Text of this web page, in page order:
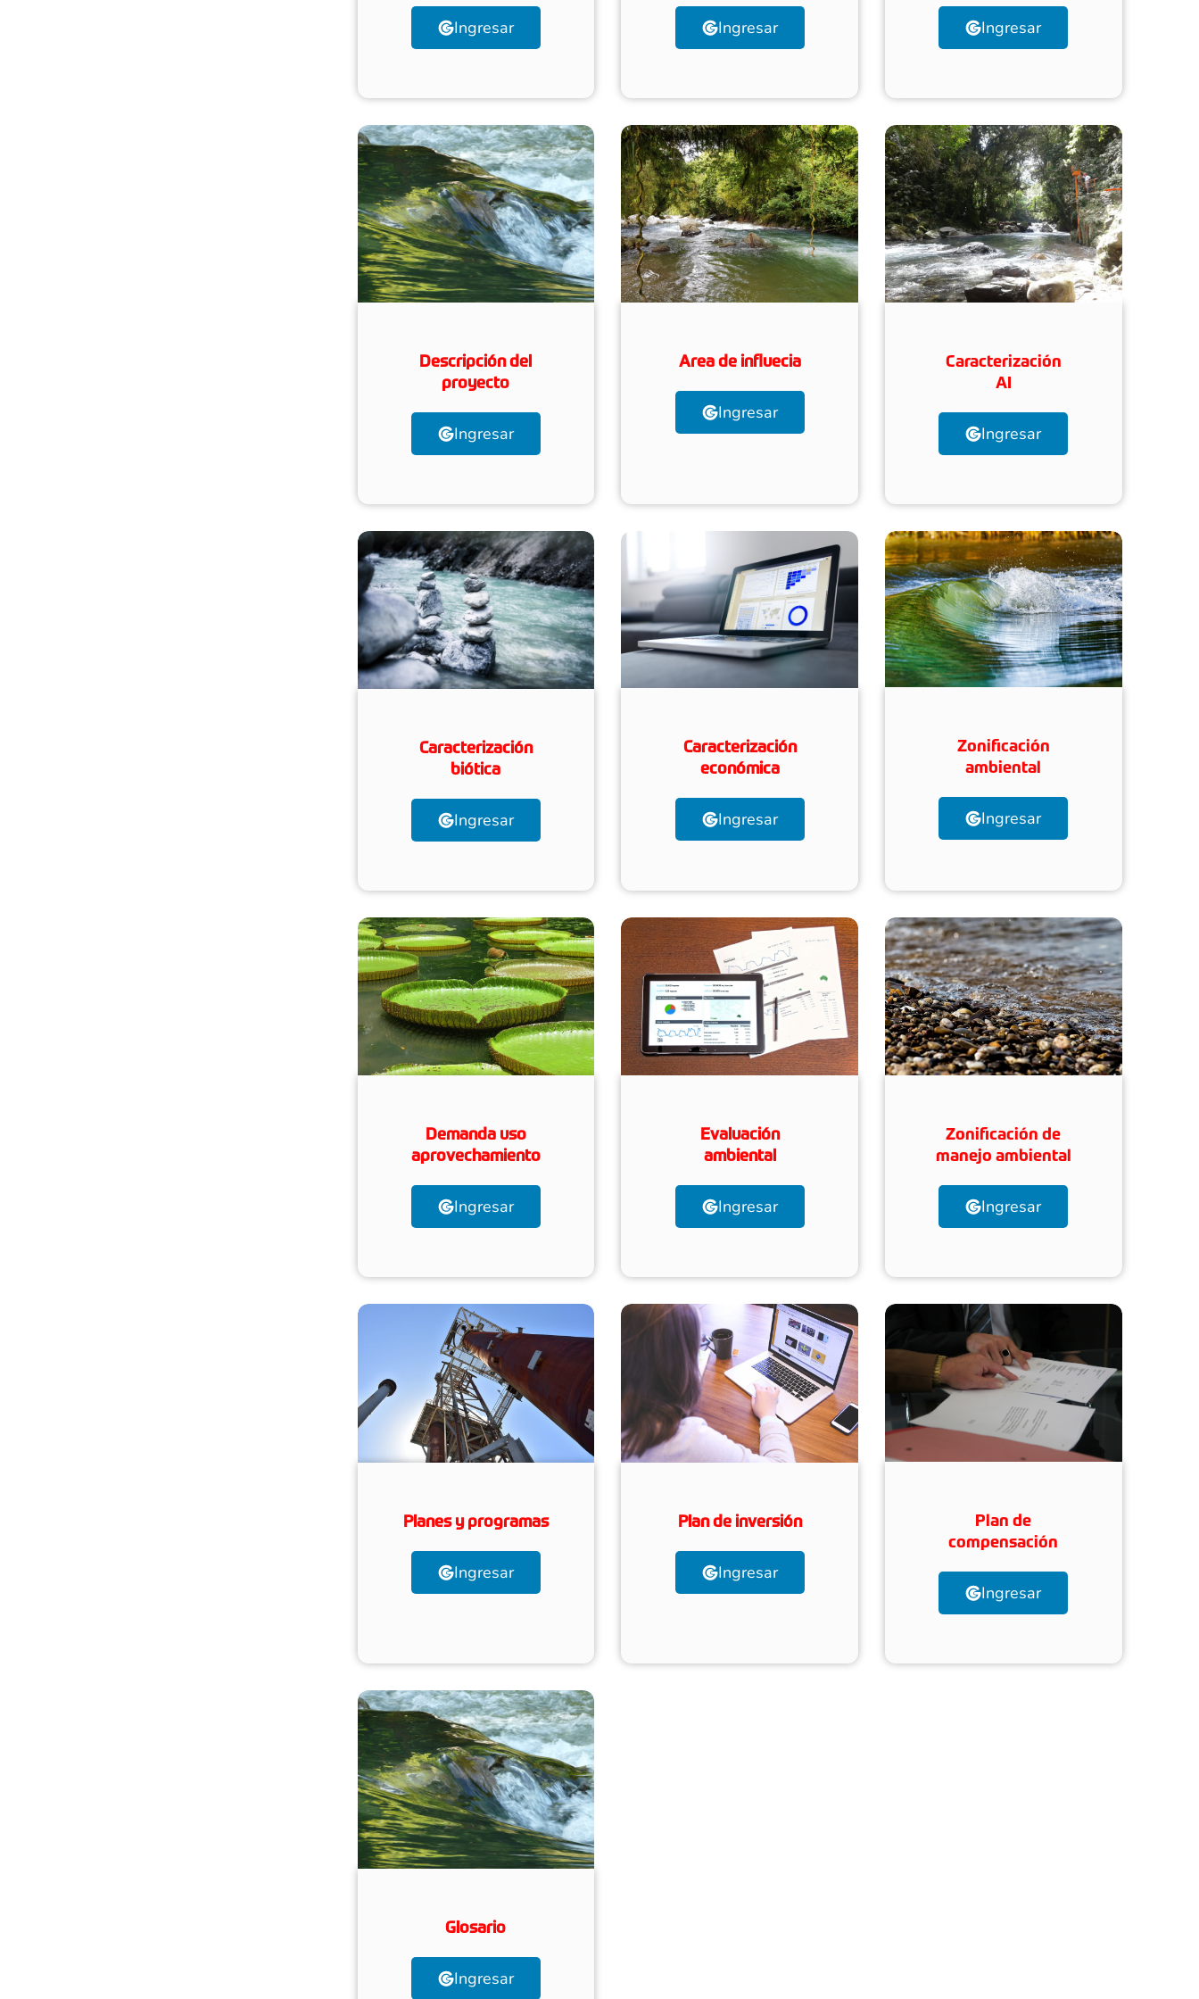
Ingresar Ingresar Ingresar
Descripción del
proyecto
Ingresar
Area de influecia
Ingresar
Caracterización
AI
Ingresar
Caracterización
biótica
Ingresar
Caracterización
económica
Ingresar
Zonificación
ambiental
Ingresar
Demanda uso
aprovechamiento
Ingresar
Evaluación
ambiental
Ingresar
Zonificación de
manejo ambiental
Ingresar
Planes y programas
Ingresar
Plan de inversión
Ingresar
Plan de
compensación
Ingresar
Glosario
Ingresar